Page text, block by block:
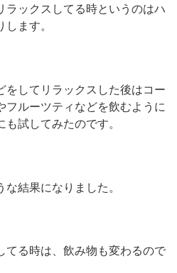
ラックスしてる時というのはハ
ます。
をしてリラックスした後はコー
フルーツティなどを飲むように
試してみたのです。
結果になりました。
てる時は、飲み物も変わるので